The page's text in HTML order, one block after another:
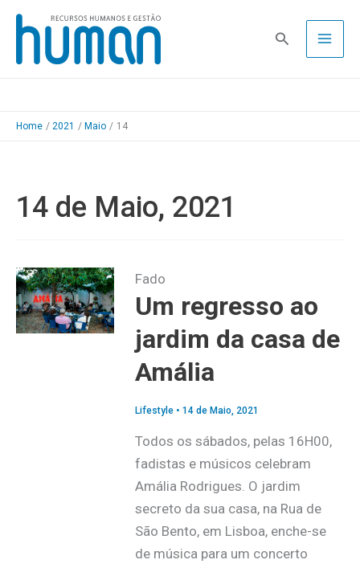
Skip
content
Pesquisa
Home 2021 Maio 14
14 de Maio, 2021
Fado
Um regresso ao
jardim da casa de
Amália
Lifestyle• 14 de Maio, 2021
Todos os sábados, pelas 16H00,
fadistas e músicos celebram
Amália Rodrigues. O jardim
secreto da sua casa, na Rua de
São Bento, em Lisboa, enche-se
de música para um concerto